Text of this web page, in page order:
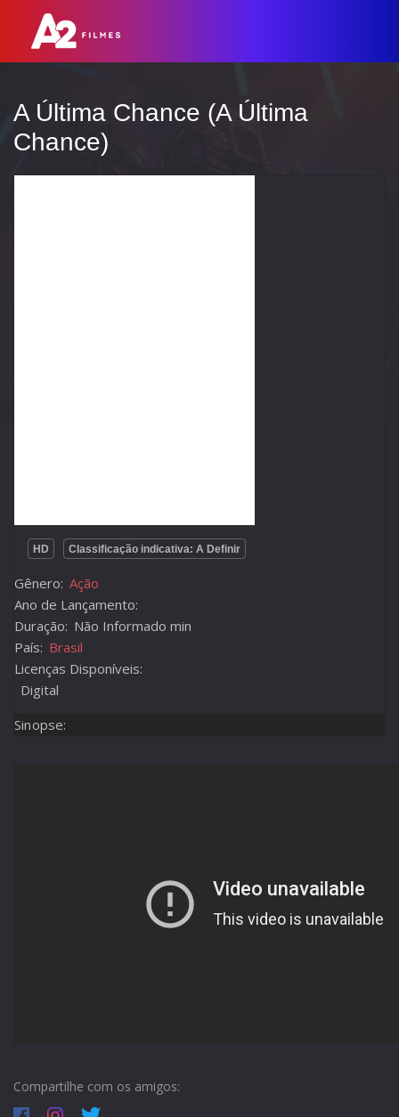
A Última Chance (A Última
Chance)
HD Classificação indicativa: A Definir
Gênero: Ação
Ano de Lançamento:
Duração: Não Informado min
País: Brasil
Licenças Disponíveis:
Digital
Sinopse:
Compartilhe com os amigos: